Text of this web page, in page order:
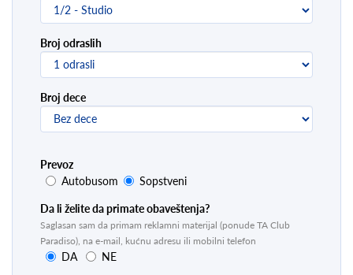
Broj odraslih
Broj dece
Prevoz
Autobusom
Sopstveni
Da li želite da primate obaveštenja?
Saglasan sam da primam reklamni materijal (ponude TA Club
Paradiso), na e-mail, kućnu adresu ili mobilni telefon
DA NE